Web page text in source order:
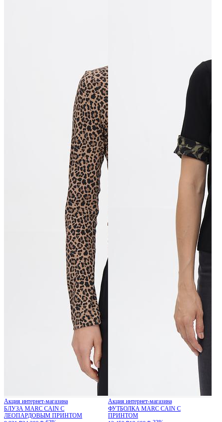
Акция интернет-магазина
БЛУЗА MARC CAIN С
ЛЕОПАРДОВЫМ ПРИНТОМ
Акция интернет-магазина
ФУТБОЛКА MARC CAIN С
ПРИНТОМ